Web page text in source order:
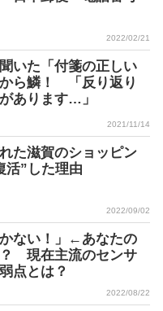
2022/02/21
いた「付箋の正しい
ら鱗！ 「反り返り
あります…」
2021/11/14
た滋賀のショッピン
活”した理由
2022/09/02
かない！」←あなたの
現在主流のセンサ
点とは？
2022/08/22